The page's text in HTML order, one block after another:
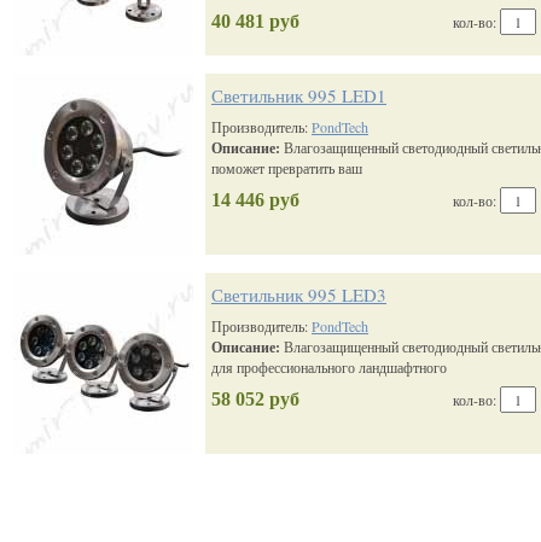
40 481 руб кол-во:
Светильник 995 LED1
Производитель:PondTech
Описание: Влагозащищенный светодиодный
поможет превратить ваш
14 446 руб кол-во:
Светильник 995 LED3
Производитель:PondTech
Описание: Влагозащищенный светодиодный
для профессионального ландшафтного
58 052 руб кол-во: